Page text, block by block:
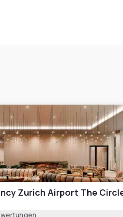
Zurich Airport The